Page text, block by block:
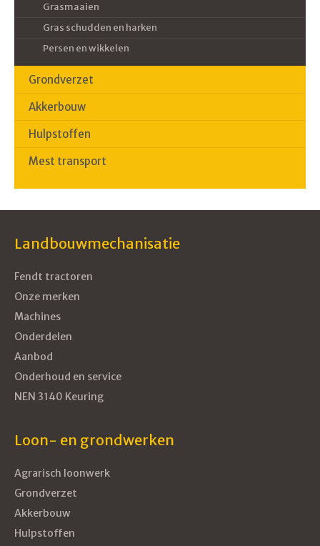
Grasmaaien
Gras schudden en harken
Persen en wikkelen
Grondverzet
Akkerbouw
Hulpstoffen
Mest transport
Landbouwmechanisatie
Fendt tractoren
Onze merken
Machines
Onderdelen
Aanbod
Onderhoud en service
NEN 3140 Keuring
Loon- en grondwerken
Agrarisch loonwerk
Grondverzet
Akkerbouw
Hulpstoffen